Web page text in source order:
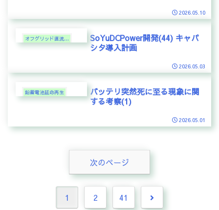
2026.05.10
オフグリッド直流電力
SoYuDCPower開発(44) キャパ
シタ導入計画
2026.05.03
鉛蓄電池延命再生
バッテリ突然死に至る現象に関
する考察(1)
2026.05.01
次のページ
1 2 41 次